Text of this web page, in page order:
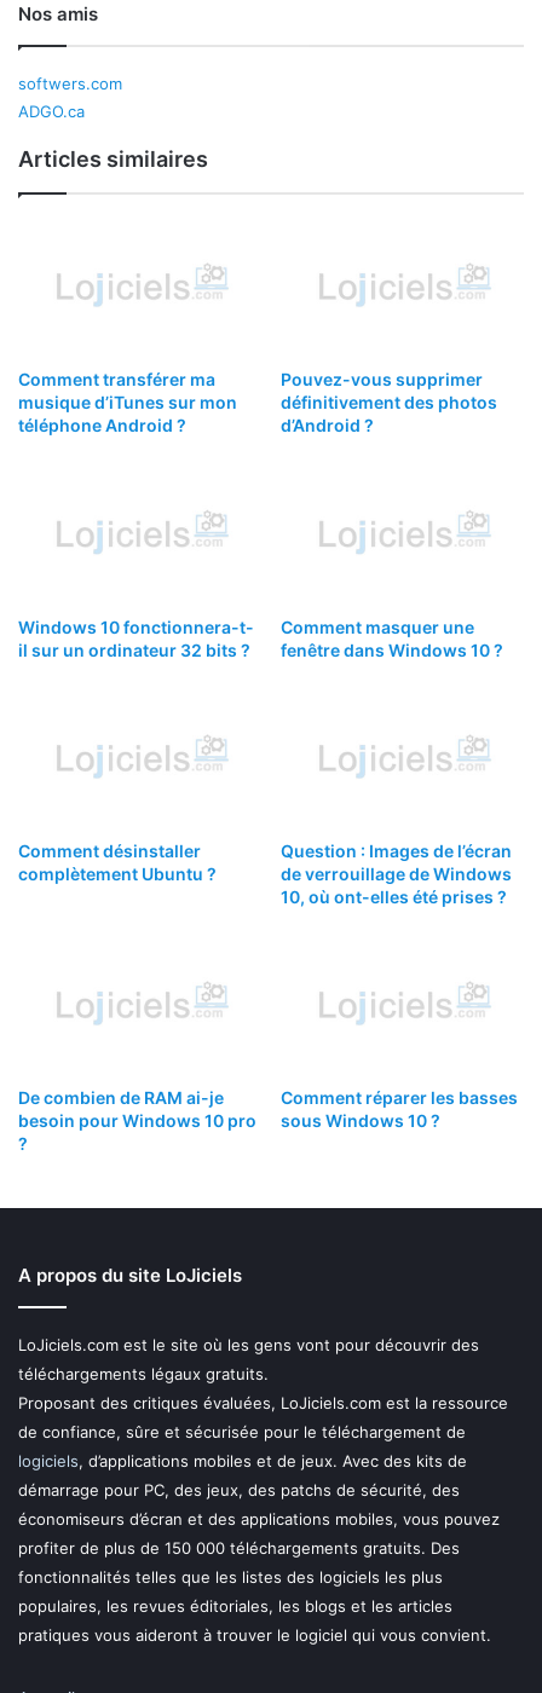
Nos amis
softwers.com
ADGO.ca
Articles similaires
Comment transférer ma
musique d’iTunes sur mon
téléphone Android ?
Pouvez-vous supprimer
définitivement des photos
d’Android ?
Windows 10 fonctionnera-t-
il sur un ordinateur 32 bits ?
Comment masquer une
fenêtre dans Windows 10 ?
Comment désinstaller
complètement Ubuntu ?
Question : Images de l’écran
de verrouillage de Windows
10, où ont-elles été prises ?
De combien de RAM ai-je
besoin pour Windows 10 pro
?
Comment réparer les basses
sous Windows 10 ?
A propos du site LoJiciels
LoJiciels.com est le site où les gens vont pour découvrir des
téléchargements légaux gratuits.
Proposant des critiques évaluées, LoJiciels.com est la ressource
de confiance, sûre et sécurisée pour le téléchargement de
logiciels, d’applications mobiles et de jeux. Avec des kits de
démarrage pour PC, des jeux, des patchs de sécurité, des
économiseurs d’écran et des applications mobiles, vous pouvez
profiter de plus de 150 000 téléchargements gratuits. Des
fonctionnalités telles que les listes des logiciels les plus
populaires, les revues éditoriales, les blogs et les articles
pratiques vous aideront à trouver le logiciel qui vous convient.